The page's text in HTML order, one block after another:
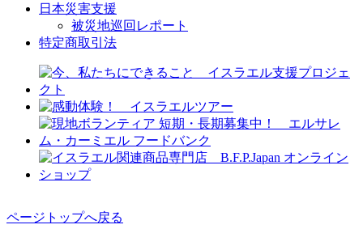
日本災害支援
被災地巡回レポート
特定商取引法
ページトップへ戻る